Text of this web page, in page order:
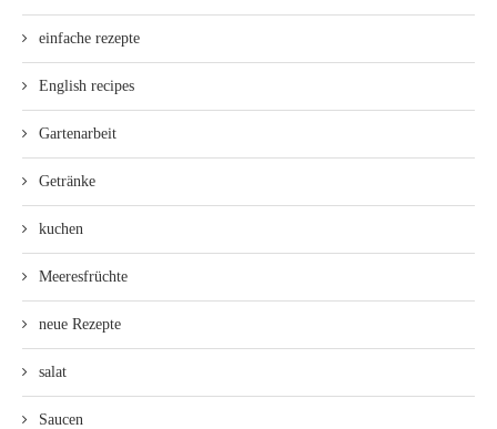
einfache rezepte
English recipes
Gartenarbeit
Getränke
kuchen
Meeresfrüchte
neue Rezepte
salat
Saucen